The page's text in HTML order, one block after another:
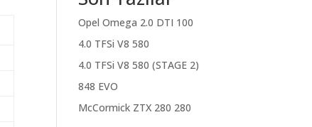
Opel Omega 2.0 DTI 100
4.0 TFSi V8 580
4.0 TFSi V8 580 (STAGE 2)
848 EVO
McCormick ZTX 280 280